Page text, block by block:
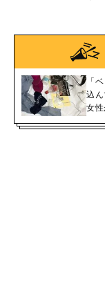
「
込
女